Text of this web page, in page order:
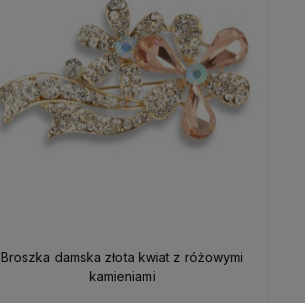
Broszka damska złota kwiat z różowymi
kamieniami